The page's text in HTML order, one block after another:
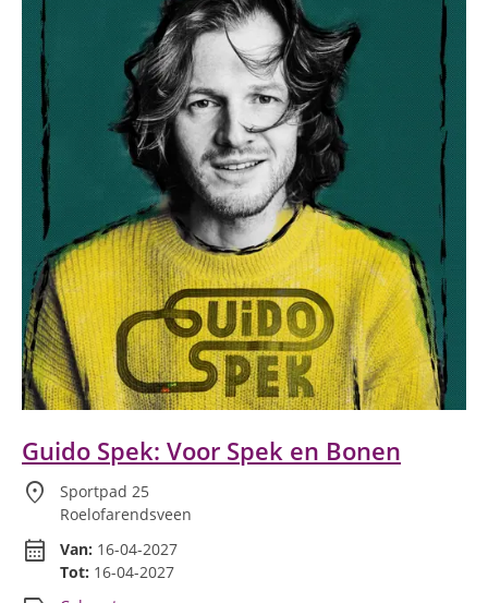
Guido Spek: Voor Spek en Bonen
location_on
Sportpad 25
Roelofarendsveen
calendar_month Van: 16-04-2027
Tot: 16-04-2027